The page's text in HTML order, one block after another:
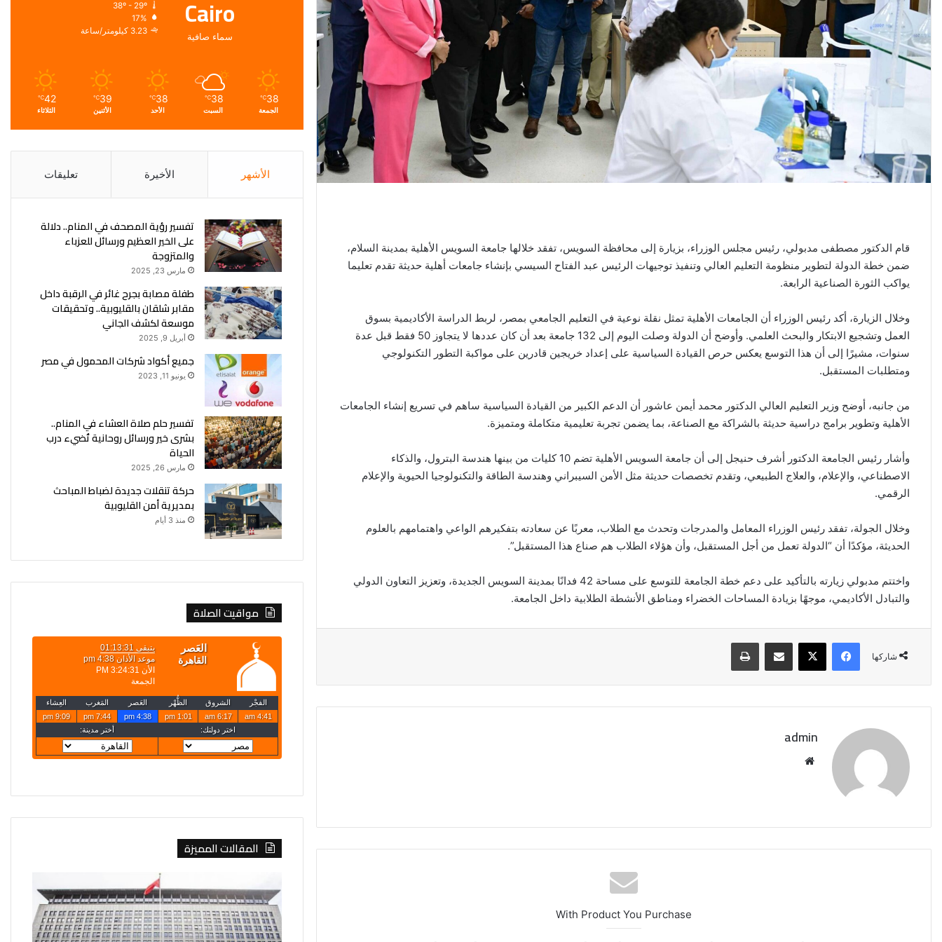
قام الدكتور مصطفى مدبولي، رئيس مجلس الوزراء، بزيارة إلى محافظة السويس، تفقد خلالها جامعة السويس الأهلية بمدينة السلام،
ضمن خطة الدولة لتطوير منظومة التعليم العالي وتنفيذ توجيهات الرئيس عبد الفتاح السيسي بإنشاء جامعات أهلية حديثة تقدم تعليما
يواكب الثورة الصناعية الرابعة.
وخلال الزيارة، أكد رئيس الوزراء أن الجامعات الأهلية تمثل نقلة نوعية في التعليم الجامعي بمصر، لربط الدراسة الأكاديمية بسوق
العمل وتشجيع الابتكار والبحث العلمي. وأوضح أن الدولة وصلت اليوم إلى 132 جامعة بعد أن كان عددها لا يتجاوز 50 فقط قبل عدة
سنوات، مشيرًا إلى أن هذا التوسع يعكس حرص القيادة السياسية على إعداد خريجين قادرين على مواكبة التطور التكنولوجي
ومتطلبات المستقبل.
من جانبه، أوضح وزير التعليم العالي الدكتور محمد أيمن عاشور أن الدعم الكبير من القيادة السياسية ساهم في تسريع إنشاء الجامعات
الأهلية وتطوير برامج دراسية حديثة بالشراكة مع الصناعة، بما يضمن تجربة تعليمية متكاملة ومتميزة.
وأشار رئيس الجامعة الدكتور أشرف حنيجل إلى أن جامعة السويس الأهلية تضم 10 كليات من بينها هندسة البترول، والذكاء
الاصطناعي، والإعلام، والعلاج الطبيعي، وتقدم تخصصات حديثة مثل الأمن السيبراني وهندسة الطاقة والتكنولوجيا الحيوية والإعلام
الرقمي.
وخلال الجولة، تفقد رئيس الوزراء المعامل والمدرجات وتحدث مع الطلاب، معربًا عن سعادته بتفكيرهم الواعي واهتمامهم بالعلوم
الحديثة، مؤكدًا أن “الدولة تعمل من أجل المستقبل، وأن هؤلاء الطلاب هم صناع هذا المستقبل”.
واختتم مدبولي زيارته بالتأكيد على دعم خطة الجامعة للتوسع على مساحة 42 فدانًا بمدينة السويس الجديدة، وتعزيز التعاون الدولي
والتبادل الأكاديمي، موجهًا بزيادة المساحات الخضراء ومناطق الأنشطة الطلابية داخل الجامعة.
شاركها
فيسبوك ‫X مشاركة عبر البريد طباعة
admin
With Product You Purchase
Cairo
سماء صافية
38º - 29º
17%
3.23 كيلومتر/ساعة
38
℃
الجمعة
38
℃
السبت
38
℃
الأحد
39
℃
الأثنين
42
℃
الثلاثاء
الأشهر الأخيرة تعليقات
تفسير رؤية المصحف في المنام.. دلالة
على الخير العظيم ورسائل للعزباء
والمتزوجة
مارس 23, 2025
طفلة مصابة بجرح غائر في الرقبة داخل
مقابر شلقان بالقليوبية.. وتحقيقات
موسعة لكشف الجاني
أبريل 9, 2025
جميع أكواد شركات المحمول في مصر
يونيو 11, 2023
تفسير حلم صلاة العشاء في المنام..
بشرى خير ورسائل روحانية تُضيء درب
الحياة
مارس 26, 2025
حركة تنقلات جديدة لضباط المباحث
بمديرية أمن القليوبية
منذ 3 أيام
مواقيت الصلاة
المقالات المميزة
تفرض
إجراءات
مضادة
على
4
سفن